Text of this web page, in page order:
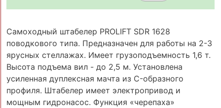
Самоходный штабелер PROLIFT SDR 1628
поводкового типа. Предназначен для работы на 2-3
ярусных стеллажах. Имеет грузоподъемность 1,6 т.
Высота подъема вил - до 2,5 м. Установлена
усиленная дуплексная мачта из C-образного
профиля. Штабелер имеет электропривод и
мощным гидронасос. Функция «черепаха»